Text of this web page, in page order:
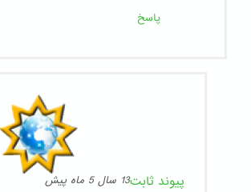
پاسخ
پیوند ثابت13 سال 5 ماه پیش